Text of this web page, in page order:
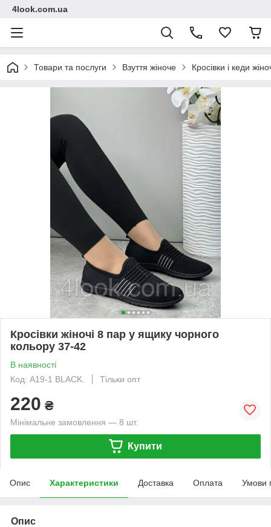
4look.com.ua
Товари та послуги Взуття жіноче Кросівки і кеди
Кросівки жіночі 8 пар у ящику чорного
кольору 37-42
В наявності
Код: A19-1 BLACK.
Тільки опт
220 ₴
Мінімальне замовлення — 8 шт.
Купити
Опис Характеристики Доставка Оплата Умови
Опис